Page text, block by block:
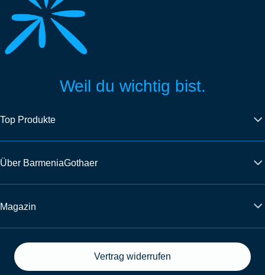
Weil du wichtig bist.
Top Produkte
Über BarmeniaGothaer
Magazin
Vertrag widerrufen